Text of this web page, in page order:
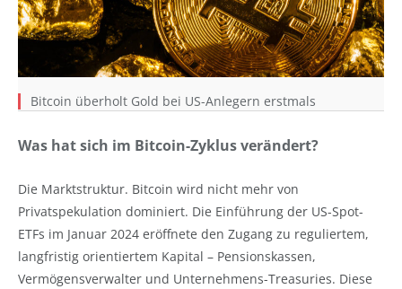
Bitcoin überholt Gold bei US-Anlegern erstmals
Was hat sich im Bitcoin-Zyklus verändert?
Die Marktstruktur. Bitcoin wird nicht mehr von
Privatspekulation dominiert. Die Einführung der US-Spot-
ETFs im Januar 2024 eröffnete den Zugang zu reguliertem,
langfristig orientiertem Kapital – Pensionskassen,
Vermögensverwalter und Unternehmens-Treasuries. Diese